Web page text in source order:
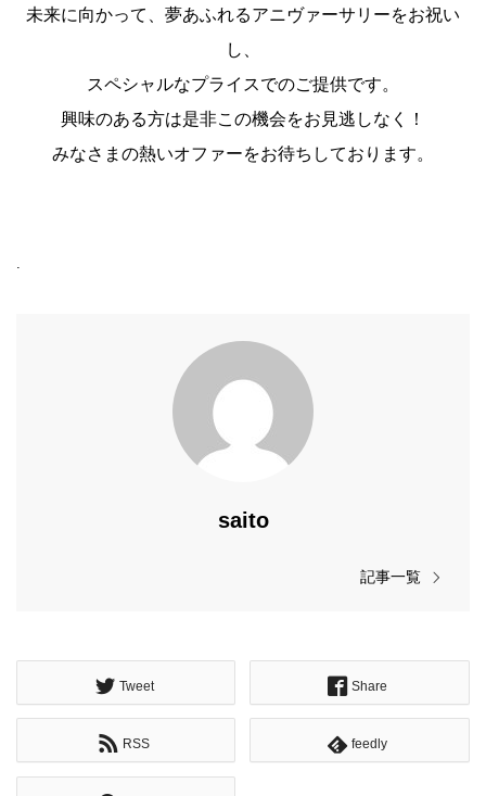
未来に向かって、夢あふれるアニヴァーサリーをお祝い
し、
スペシャルなプライスでのご提供です。
興味のある方は是非この機会をお見逃しなく！
みなさまの熱いオファーをお待ちしております。
saito
記事一覧
Tweet Share
RSS feedly